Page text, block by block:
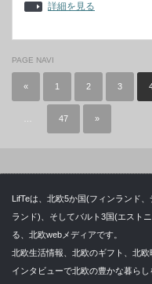
詳細を見る
PAGE NAVI
« 1 2 3
47 »
LifTeは、北欧5か国(フィンランド
ランド)、そしてバルト3国(エスト
る、北欧webメディアです。
北欧生活情報、北欧のギフト、北
インタビューで北欧の豊かな暮らし